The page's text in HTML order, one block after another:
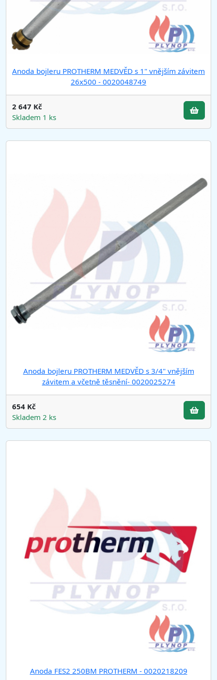
Anoda bojleru PROTHERM MEDVĚD s 1" vnějším závitem
26x500 - 0020048749
2 647 Kč
Skladem 1 ks
Anoda bojleru PROTHERM MEDVĚD s 3/4" vnějším
závitem a včetně těsnění- 0020025274
654 Kč
Skladem 2 ks
Anoda FES2 250BM PROTHERM - 0020218209